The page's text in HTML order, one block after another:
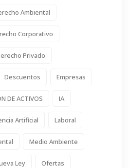
Ambiental
Corporativo
Privado
Descuentos Empresas
DE ACTIVOS IA
Artificial Laboral
Medio Ambiente
Ley Ofertas